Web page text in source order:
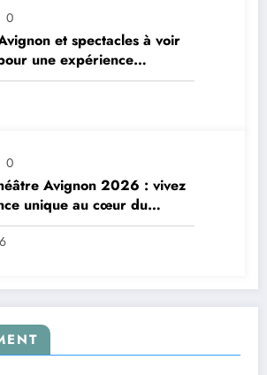
0
et spectacles à voir
une expérience
0
Avignon 2026 : vivez
unique au cœur du